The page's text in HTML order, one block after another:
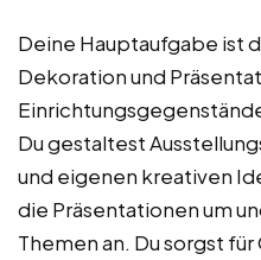
Deine Hauptaufgabe ist
Dekoration und
Du gestaltest
und eigenen kreativen
die Präsentationen um
Themen an. Du sorgst